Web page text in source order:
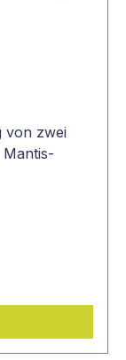
von zwei
Mantis-